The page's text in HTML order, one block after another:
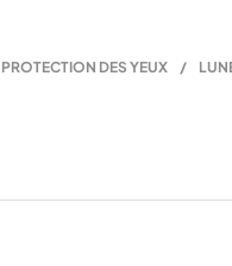
PROTECTION DES YEUX /